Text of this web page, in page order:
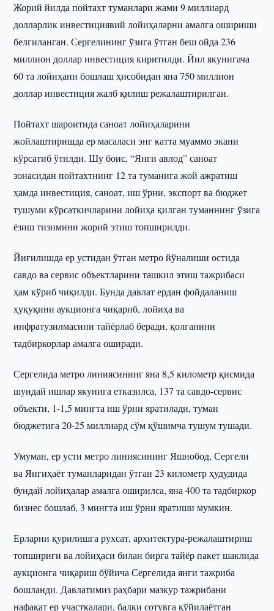
Жорий йилда пойтахт туманлари жами 9 миллиард
долларлик инвестициявий лойиҳаларни амалга ошириши
белгиланган. Сергелининг ўзига ўтган беш ойда 236
миллион доллар инвестиция киритилди. Йил якунигача
60 та лойиҳани бошлаш ҳисобидан яна 750 миллион
доллар инвестиция жалб қилиш режалаштирилган.
Пойтахт шароитида саноат лойиҳаларини
жойлаштиришда ер масаласи энг катта муаммо экани
кўрсатиб ўтилди. Шу боис, “Янги авлод” саноат
зонасидан пойтахтнинг 12 та туманига жой ажратиш
ҳамда инвестиция, саноат, иш ўрни, экспорт ва бюджет
тушуми кўрсаткичларини лойиҳа қилган туманнинг ўзига
ёзиш тизимини жорий этиш топширилди.
Йиғилишда ер устидан ўтган метро йўналиши остида
савдо ва сервис объектларини ташкил этиш тажрибаси
ҳам кўриб чиқилди. Бунда давлат ердан фойдаланиш
ҳуқуқини аукционга чиқариб, лойиҳа ва
инфратузилмасини тайёрлаб беради, қолганини
тадбиркорлар амалга оширади.
Сергелида метро линиясининг яна 8,5 километр қисмида
шундай ишлар якунига етказилса, 137 та савдо-сервис
объекти, 1-1,5 мингта иш ўрни яратилади, туман
бюджетига 20-25 миллиард сўм қўшимча тушум тушади.
Умуман, ер усти метро линиясининг Яшнобод, Сергели
ва Янгиҳаёт туманларидан ўтган 23 километр ҳудудида
бундай лойиҳалар амалга оширилса, яна 400 та тадбиркор
бизнес бошлаб, 3 мингта иш ўрни яратиши мумкин.
Ерларни қурилишга рухсат, архитектура-режалаштириш
топшириғи ва лойиҳаси билан бирга тайёр пакет шаклида
аукционга чиқариш бўйича Сергелида янги тажриба
бошланди. Давлатимиз раҳбари мазкур тажрибани
нафақат ер участкалари, балки сотувга қўйилаётган